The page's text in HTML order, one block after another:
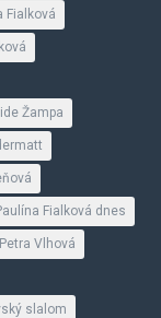
Fialková
Žampa
Fialková dnes
Petra Vlhová
slalom